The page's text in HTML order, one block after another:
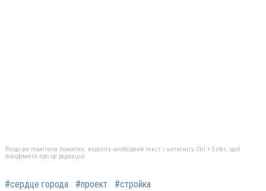
Якщо ви помітили помилку, виділіть необхідний текст і натисніть Ctrl + Enter, щоб
повідомити про це редакцію
#сердце города #проект #стройка